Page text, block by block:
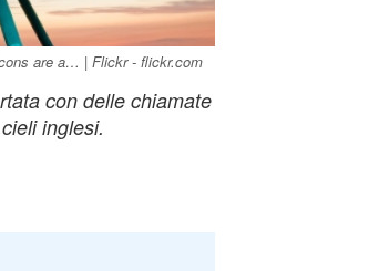
are a… | Flickr - flickr.com
con delle chiamate
inglesi.